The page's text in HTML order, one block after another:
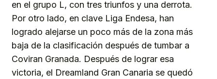
en el grupo L, con tres triunfos y una derrota.
Por otro lado, en clave Liga Endesa, han
logrado alejarse un poco más de la zona más
baja de la clasificación después de tumbar a
Coviran Granada. Después de lograr esa
victoria, el Dreamland Gran Canaria se quedó